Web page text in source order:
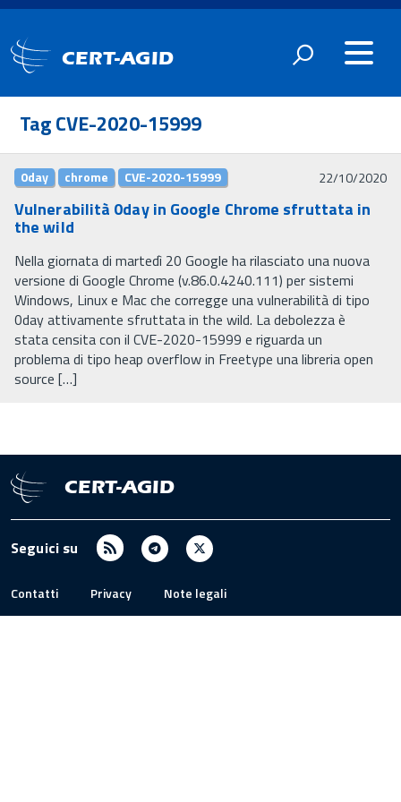
CERT-AGID
Tag CVE-2020-15999
0day chrome CVE-2020-15999 22/10/2020
Vulnerabilità 0day in Google Chrome sfruttata in
the wild
Nella giornata di martedì 20 Google ha rilasciato una nuova
versione di Google Chrome (v.86.0.4240.111) per sistemi
Windows, Linux e Mac che corregge una vulnerabilità di tipo
0day attivamente sfruttata in the wild. La debolezza è
stata censita con il CVE-2020-15999 e riguarda un
problema di tipo heap overflow in Freetype una libreria open
source […]
CERT-AGID
Contatti Privacy Note legali
Seguici su RSS Telegram
X